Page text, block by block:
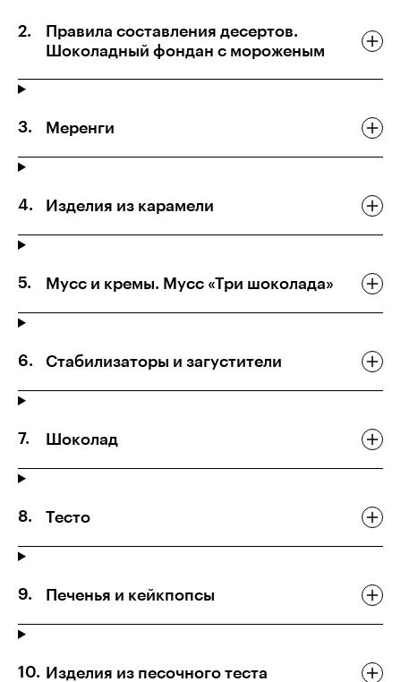
Правила составления десертов.
Шоколадный фондан с мороженым
Меренги
Изделия из карамели
Мусс и кремы. Мусс «Три шоколада»
Стабилизаторы и загустители
Шоколад
Тесто
Печенья и кейкпопсы
Изделия из песочного теста